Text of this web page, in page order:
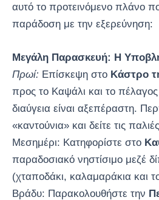
αυτό το προτεινόμενο πλάνο
παράδοση με την εξερεύνηση:
Μεγάλη Παρασκευή: Η
Πρωί: Επίσκεψη στο Κάστρο
προς το Καψάλι και το πέλαγος
διαύγεια είναι αξεπέραστη.
«καντούνια» και δείτε τις
Μεσημέρι: Κατηφορίστε στο
παραδοσιακό νηστίσιμο μεζέ
(χταποδάκι, καλαμαράκια και
Βράδυ: Παρακολουθήστε την